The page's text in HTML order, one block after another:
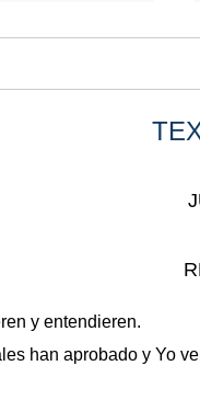
y entendieren.
han aprobado y Yo